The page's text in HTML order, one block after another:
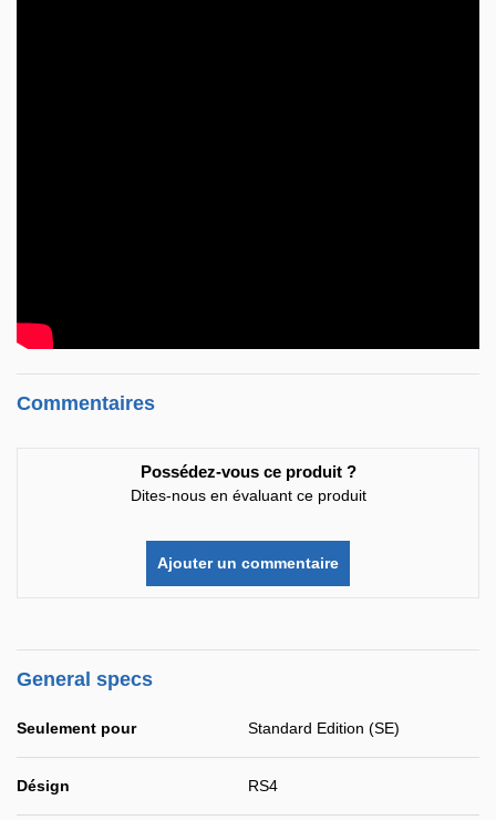
Commentaires
Possédez-vous ce produit ?
Dites-nous en évaluant ce produit
Ajouter un commentaire
General specs
Seulement pour Standard Edition (SE)
Désign RS4